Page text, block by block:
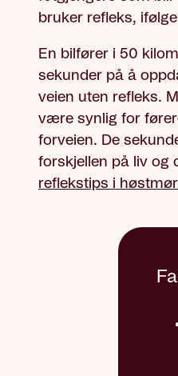
bruker refleks,
En bilfører i 50
sekunder på å
veien uten refleks.
være synlig for
forveien. De
forskjellen på liv og
reflekstips i